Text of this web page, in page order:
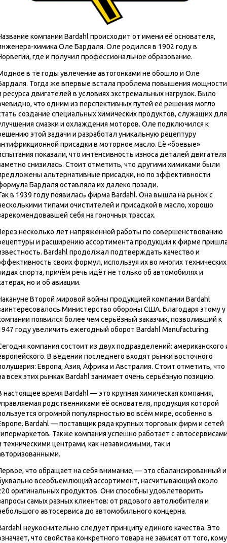
компании Bardahl происходит от имени её основателя,
химика Оле Бардаля. Оле родился в 1902 году в
где и получил профессиональное образование.
в те годы увлечение автогонками не обошло и Оле
Тогда же впервые встала проблема повышения мощности
ресурса двигателей в условиях экстремальных нагрузок. Было
что одним из перспективных путей её решения могло
создание специальных химических продуктов, служащих для
смазки и охлаждения моторов. Оле подключился к
этой задачи и разработал уникальную рецептуру
присадки в моторное масло. Её «боевые»
показали, что интенсивность износа деталей двигателя
снизилась. Стоит отметить, что другими химиками были
альтернативные присадки, но по эффективности
Бардаля оставляла их далеко позади.
в 1939 году появилась фирма Bardahl. Она вышла на рынок с
типами очистителей и присадкой в масло, хорошо
себя на гоночных трассах.
несколько лет напряжённой работы по совершенствованию
и расширению ассортимента продукции к фирме
Bardahl продолжал подтверждать качество и
своих формул, используя их во многих технических
спорта, причём речь идёт не только об автомобилях и
но и об авиации.
Второй мировой войны продукцией компании Bardahl
Министерство обороны США. Благодаря этому у
появился более чем серьёзный заказчик, позволивший к
году увеличить ежегодный оборот Bardahl Manufacturing.
компания состоит из двух подразделений: американского
В ведении последнего входят рынки восточного
Европа, Азия, Африка и Австралия. Стоит отметить, что
всех этих рынках Bardahl занимает очень серьёзную позицию.
настоящее время Bardahl — это крупная химическая компания,
родственниками её основателя, продукция которой
огромной популярностью во всём мире, особенно в
Bardahl — поставщик ряда крупных торговых фирм и сетей
Также компания успешно работает с
техническими центрами, как независимыми, так и
что обращает на себя внимание, — это сбалансированный и
всеобъемлющий ассортимент, насчитывающий около
оригинальных продуктов. Они способны удовлетворить
самых разных клиентов: от рядового автолюбителя и
автосервиса до автомобильного концерна.
неукоснительно следует принципу единого качества. Это
что свойства конкретного товара не зависят от того, кому